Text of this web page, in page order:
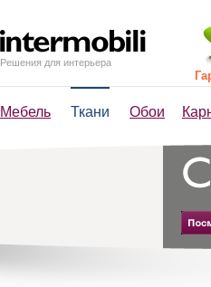
Решения для интерьера
Мебель Ткани Обои